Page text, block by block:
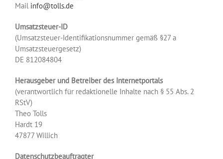
Mail info@tolls.de
Umsatzsteuer-ID
(Umsatzsteuer-Identifikationsnummer gemäß §27 a
Umsatzsteuergesetz)
DE 812084804
Herausgeber und Betreiber des Internetportals
(verantwortlich für redaktionelle Inhalte nach § 55 Abs. 2
RStV)
Theo Tolls
Hardt 19
47877 Willich
Datenschutzbeauftragter